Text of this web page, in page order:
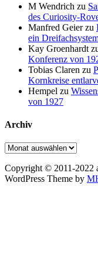
M Wendrich zu
des Curiosity-
Manfred Geierzu
ein
Kay Groenhardt
Konferenz von
Tobias Claren zu
Kornkreise
Hempel zu
von 1927
Archiv
Archiv
Copyright © 2011-2022
WordPress Theme by